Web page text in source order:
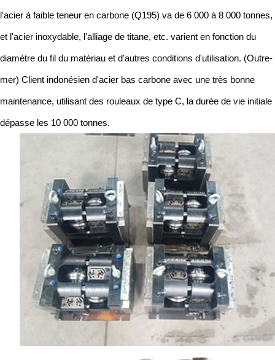
l'acier à faible teneur en carbone (Q195) va de 6 000 à 8 000 tonnes,
et l'acier inoxydable, l'alliage de titane, etc. varient en fonction du
diamètre du fil du matériau et d'autres conditions d'utilisation. (Outre-
mer) Client indonésien d'acier bas carbone avec une très bonne
maintenance, utilisant des rouleaux de type C, la durée de vie initiale
dépasse les 10 000 tonnes.